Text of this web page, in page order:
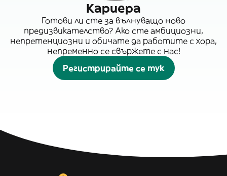
Кариера
Готови ли сте за вълнуващо ново
предизвикателство? Ако сте амбициозни,
непретенциозни и обичате да работите с хора,
непременно се свържете с нас!
Регистрирайте се тук